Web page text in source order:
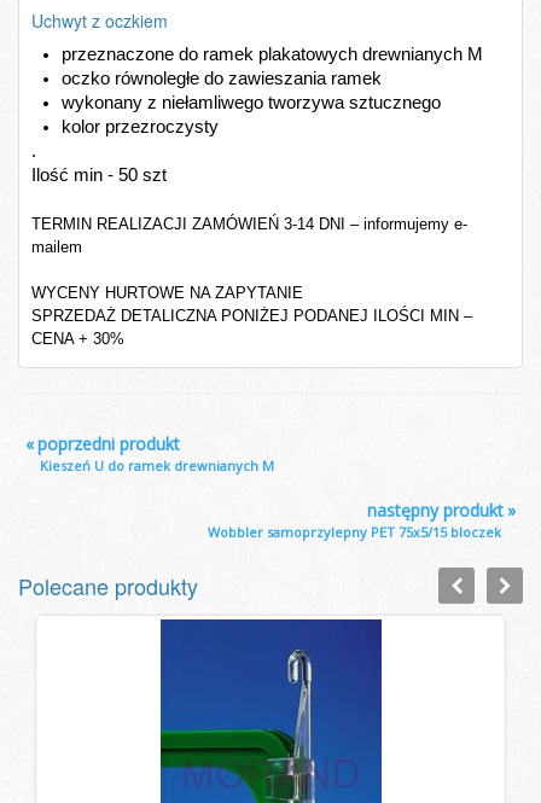
Uchwyt z oczkiem
przeznaczone do ramek plakatowych drewnianych M
oczko równoległe do zawieszania ramek
wykonany z niełamliwego tworzywa sztucznego
kolor przezroczysty
.
Ilość min - 50 szt
TERMIN REALIZACJI ZAMÓWIEŃ 3-14 DNI – informujemy e-
mailem
WYCENY HURTOWE NA ZAPYTANIE
SPRZEDAŻ DETALICZNA PONIŻEJ PODANEJ ILOŚCI MIN –
CENA + 30%
«poprzedni produkt
Kieszeń U do ramek drewnianych M
»
następny produkt
Wobbler samoprzylepny PET 75x5/15 bloczek
Polecane produkty